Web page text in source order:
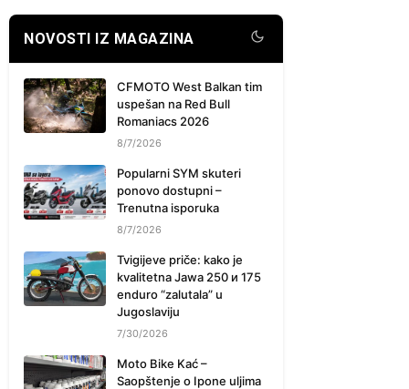
NOVOSTI IZ MAGAZINA
CFMOTO West Balkan tim
uspešan na Red Bull
Romaniacs 2026
8/7/2026
Popularni SYM skuteri
ponovo dostupni –
Trenutna isporuka
8/7/2026
Tvigijeve priče: kako je
kvalitetna Jawa 250 и 175
enduro “zalutala” u
Jugoslaviju
7/30/2026
Moto Bike Kać –
Saopštenje o Ipone uljima